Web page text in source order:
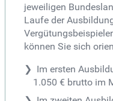
jeweiligen
Laufe der
können Sie sich
Im ersten
1.050 € brutto im